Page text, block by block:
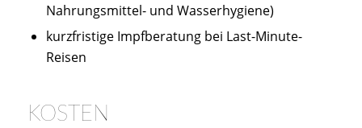
Nahrungsmittel- und Wasserhygiene)
kurzfristige Impfberatung bei Last-Minute-
Reisen
KOSTEN